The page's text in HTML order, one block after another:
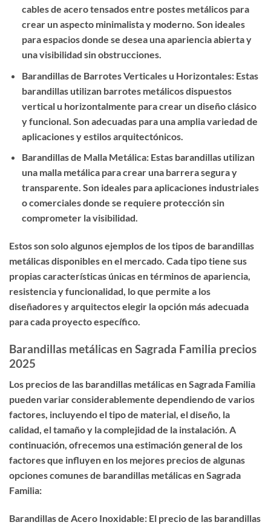
cables de acero tensados entre postes metálicos para
crear un aspecto minimalista y moderno. Son ideales
para espacios donde se desea una apariencia abierta y
una visibilidad sin obstrucciones.
Barandillas de Barrotes Verticales u Horizontales: Estas
barandillas utilizan barrotes metálicos dispuestos
vertical u horizontalmente para crear un diseño clásico
y funcional. Son adecuadas para una amplia variedad de
aplicaciones y estilos arquitectónicos.
Barandillas de Malla Metálica: Estas barandillas utilizan
una malla metálica para crear una barrera segura y
transparente. Son ideales para aplicaciones industriales
o comerciales donde se requiere protección sin
comprometer la visibilidad.
Estos son solo algunos ejemplos de los tipos de barandillas
metálicas disponibles en el mercado. Cada tipo tiene sus
propias características únicas en términos de apariencia,
resistencia y funcionalidad, lo que permite a los
diseñadores y arquitectos elegir la opción más adecuada
para cada proyecto específico.
Barandillas metálicas en Sagrada Familia precios
2025
Los precios de las barandillas metálicas en Sagrada Familia
pueden variar considerablemente dependiendo de varios
factores, incluyendo el tipo de material, el diseño, la
calidad, el tamaño y la complejidad de la instalación. A
continuación, ofrecemos una estimación general de los
factores que influyen en los mejores precios de algunas
opciones comunes de barandillas metálicas en Sagrada
Familia:
Barandillas de Acero Inoxidable: El precio de las barandillas